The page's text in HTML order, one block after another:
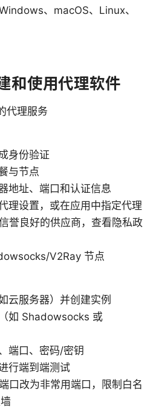
、macOS、Linux、
和使用代理软件
代理服务
身份验证
与节点
地址、端口和认证信息
理设置，或在应用中指定代理
誉良好的供应商，查看隐私政
V2Ray 节点
云服务器）并创建实例
如 Shadowsocks 或
端口、密码/密钥
行端到端测试
口改为非常用端口，限制白名